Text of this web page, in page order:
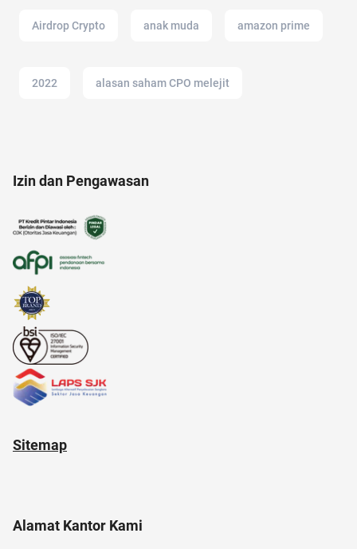
Airdrop Crypto anak muda amazon prime
2022 alasan saham CPO melejit
akuntansi
Izin dan Pengawasan
Sitemap
Alamat Kantor Kami